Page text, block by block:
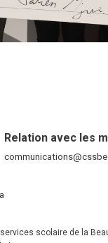
FENÊTRE)
Relation avec les
scolaire de la